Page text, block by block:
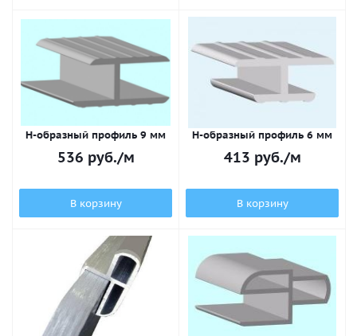
Н-образный профиль 9 мм
536 руб./м
В корзину
Н-образный профиль 6 мм
413 руб./м
В корзину